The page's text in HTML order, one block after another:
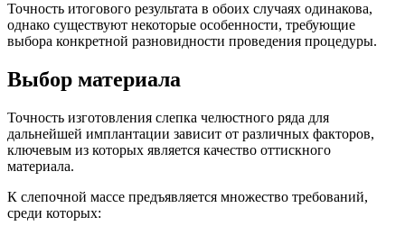
Точность итогового результата в обоих случаях одинакова,
однако существуют некоторые особенности, требующие
выбора конкретной разновидности проведения процедуры.
Выбор материала
Точность изготовления слепка челюстного ряда для
дальнейшей имплантации зависит от различных факторов,
ключевым из которых является качество оттискного
материала.
К слепочной массе предъявляется множество требований,
среди которых: